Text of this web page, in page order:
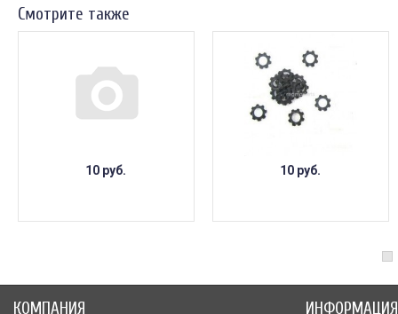
Смотрите также
10 руб. 10 руб.
КОМПАНИЯ ИНФОРМАЦИЯ